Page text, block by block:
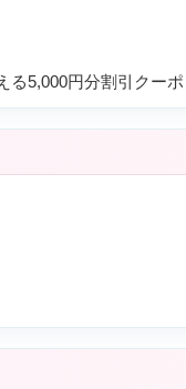
5,000円分割引クーポ